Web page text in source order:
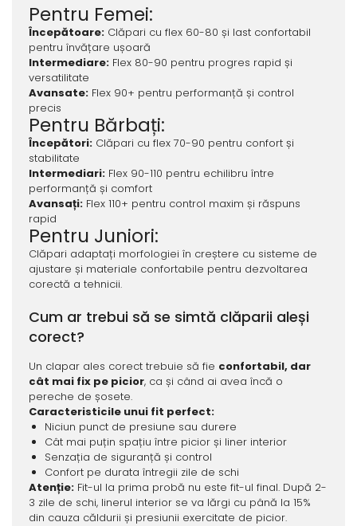
Pentru Femei:
Începătoare:Clăpari cu flex 60-80 și last confortabil
pentru învățare ușoară
Intermediare:Flex 80-90 pentru progres rapid și
versatilitate
Avansate:Flex 90+ pentru performanță și control
precis
Pentru Bărbați:
Începători:Clăpari cu flex 70-90 pentru confort și
stabilitate
Intermediari:Flex 90-110 pentru echilibru între
performanță și comfort
Avansați:Flex 110+ pentru control maxim și răspuns
rapid
Pentru Juniori:
Clăpari adaptați morfologiei în creștere cu sisteme de
ajustare și materiale confortabile pentru dezvoltarea
corectă a tehnicii.
Cum ar trebui să se simtă clăparii aleși
corect?
Un clapar ales corect trebuie să fie confortabil, dar
cât mai fix pe picior, ca și când ai avea încă o
pereche de șosete.
Caracteristicile unui fit perfect:
Niciun punct de presiune sau durere
Cât mai puțin spațiu între picior și liner interior
Senzația de siguranță și control
Confort pe durata întregii zile de schi
Atenție:Fit-ul la prima probă nu este fit-ul final. După 2-
3 zile de schi, linerul interior se va lărgi cu până la 15%
din cauza căldurii și presiunii exercitate de picior.